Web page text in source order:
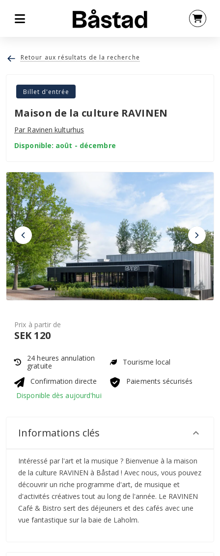
Retour aux résultats de la recherche
Billet d'entrée
Maison de la culture RAVINEN
Par Ravinen kulturhus
Disponible: août - décembre
Prix à partir de
SEK 120
24 heures annulation
gratuite
Tourisme local
Confirmation directe
Paiements sécurisés
Disponible dès aujourd'hui
Informations clés
Intéressé par l'art et la musique ? Bienvenue à la maison
de la culture RAVINEN à Båstad ! Avec nous, vous pouvez
découvrir un riche programme d'art, de musique et
d'activités créatives tout au long de l'année. Le RAVINEN
Café & Bistro sert des déjeuners et des cafés avec une
vue fantastique sur la baie de Laholm.